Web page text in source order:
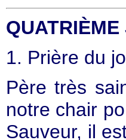
QUATRIÈME
1. Prière du
Père très
notre chair
Sauveur, il